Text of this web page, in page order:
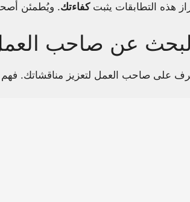
هذه التطابقات يثبتكفاءتك. ويُطمئن
عن صاحب
على صاحب العمل لتعزيز مناقشاتك. فهم